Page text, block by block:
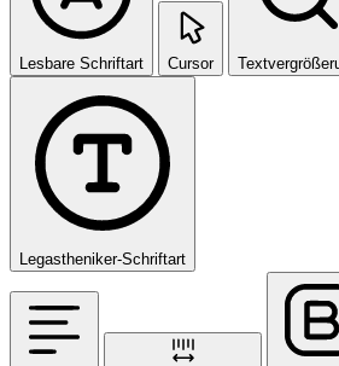
Lesbare Schriftart Cursor
Legastheniker-Schriftart